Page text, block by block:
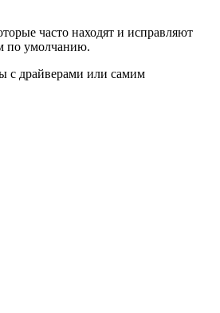
часто находят и исправляют
по умолчанию.
с драйверами или самим